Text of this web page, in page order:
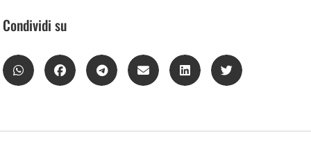
Condividi su